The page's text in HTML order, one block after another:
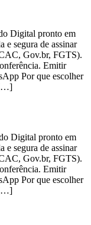
Digital pronto em
e segura de assinar
Gov.br, FGTS).
Emitir
Por que escolher
[…]
Digital pronto em
e segura de assinar
Gov.br, FGTS).
Emitir
Por que escolher
[…]